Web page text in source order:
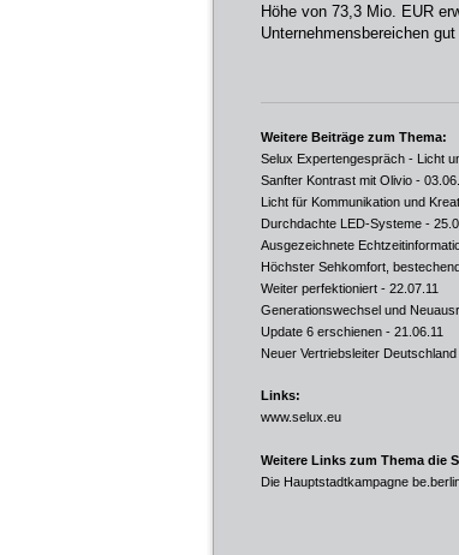
Höhe von 73,3 Mio. EUR
Unternehmensbereichen
Weitere Beiträge zum Thema:
Selux Expertengespräch - Licht
Sanfter Kontrast mit Olivio -
Licht für Kommunikation und
Durchdachte LED-Systeme -
Ausgezeichnete
Höchster Sehkomfort,
Weiter perfektioniert - 22.07.11
Generationswechsel und
Update 6 erschienen - 21.06.11
Neuer Vertriebsleiter Deutschland
Links:
www.selux.eu
Weitere Links zum Thema die
Die Hauptstadtkampagne